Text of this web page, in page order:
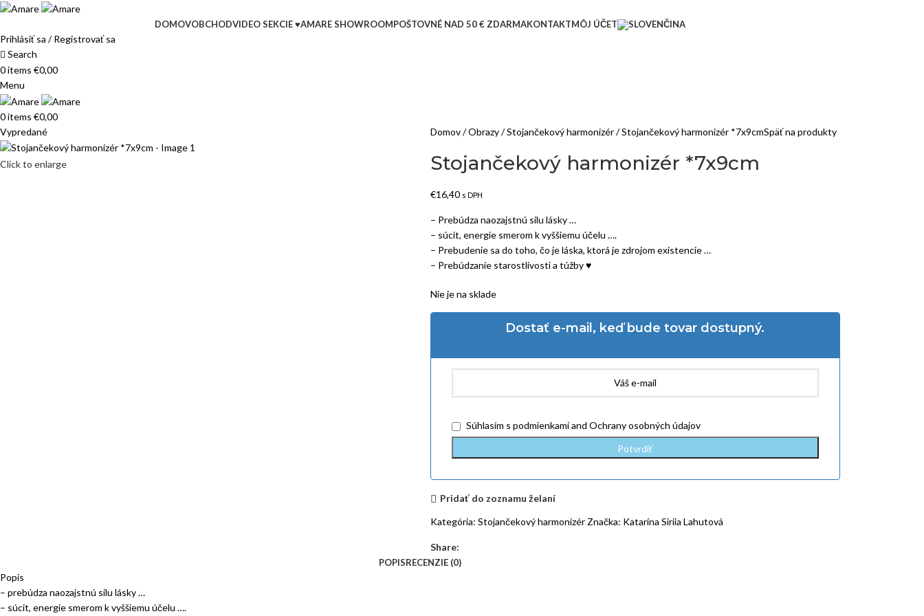
DOMOVOBCHODVIDEO SEKCIE ♥AMARE SHOWROOMPOŠTOVNÉ NAD 50 € ZDARMAKONTAKTMÔJ ÚČET
Prihlásiť sa / Registrovať sa
Search
0items €0,00
Menu
0items €0,00
Vypredané
Click to enlarge
Domov Obrazy Stojančekový harmonizér Stojančekový harmonizér *7x9cmSpäť na produkty
Stojančekový harmonizér *7x9cm
€16,40 s DPH
– Prebúdza naozajstnú silu lásky …
– súcit, energie smerom k vyššiemu účelu ….
– Prebudenie sa do toho, čo je láska, ktorá je zdrojom existencie …
– Prebúdzanie starostlivosti a túžby ♥
Nie je na sklade
Dostať e-mail, keď bude tovar dostupný.
Súhlasím s podmienkamiand Ochrany osobných údajov
Pridať do zoznamu želaní
Kategória: Stojančekový harmonizér Značka: Katarína Siriia Lahutová
Share:
POPISRECENZIE (0)
Popis
– prebúdza naozajstnú silu lásky …
– súcit, energie smerom k vyššiemu účelu ….